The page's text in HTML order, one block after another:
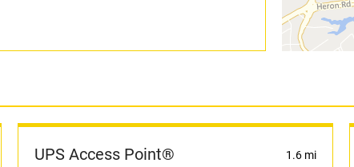
UPS Access Point® 1.6 mi